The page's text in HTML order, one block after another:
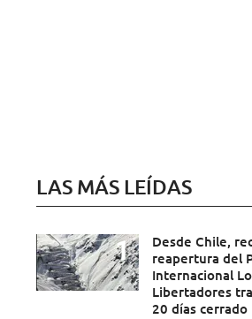
LAS MÁS LEÍDAS
Desde Chile,
reapertura del
Internacional
Libertadores
20 días cerrado